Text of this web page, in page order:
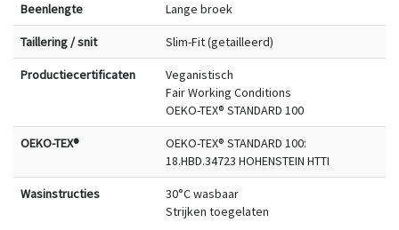
Beenlengte Lange broek
Taillering / snit Slim-Fit (getailleerd)
Productiecertificaten
Veganistisch
Fair Working Conditions
OEKO-TEX® STANDARD 100
OEKO-TEX®
OEKO-TEX® STANDARD 100:
18.HBD.34723 HOHENSTEIN HTTI
Wasinstructies
30°C wasbaar
Strijken toegelaten